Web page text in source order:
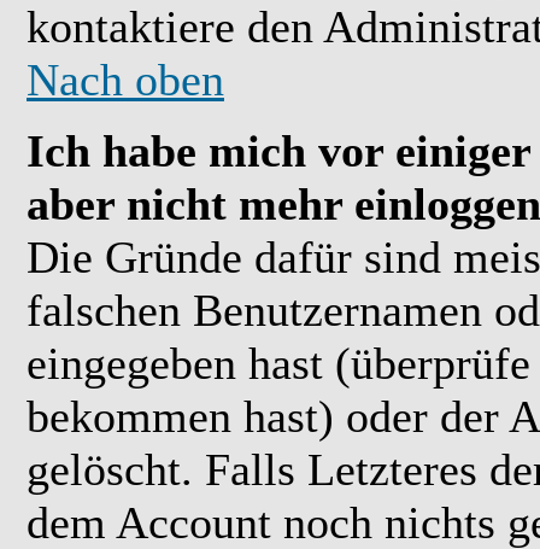
kontaktiere den
Nach oben
Ich habe mich vor
aber nicht mehr
Die Gründe dafür sind
falschen Benutzernamen
eingegeben hast
bekommen hast) oder der
gelöscht. Falls Letzteres
dem Account noch nichts